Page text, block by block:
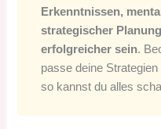
Erkenntnissen,
strategischer
erfolgreicher sein.
passe deine
so kannst du alles